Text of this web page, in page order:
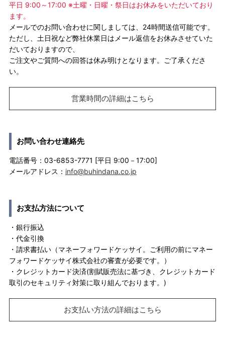
平日 9:00～17:00 ※土曜・日曜・祭日はお休みをいただいており
ます。
メールでのお問い合わせに関しましては、24時間送信可能です。
ただし、土日祝など弊社休業日はメール返信をお休みさせていた
だいておりますので、
ご注文やご質問への回答は休み明けとなります。ご了承くださ
い。
営業時間の詳細はこちら
お問い合わせ連絡先
電話番号：03-6853-7771 [平日 9:00－17:00]
メールアドレス： info@buhindana.co.jp
お支払方法について
・銀行振込
・代金引換
・請求書払い（マネーフォワードケッサイ。ご利用の前にマネー
フォワードケッサイ株式会社の審査が必要です。）
・クレジットカード決済(割賦販売法に基づき、クレジットカード
取引のセキュリティ対策に取り組んでおります。)
お支払い方法の詳細はこちら